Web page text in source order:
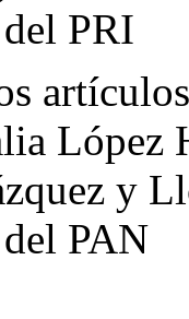
PRI
López
y
PAN